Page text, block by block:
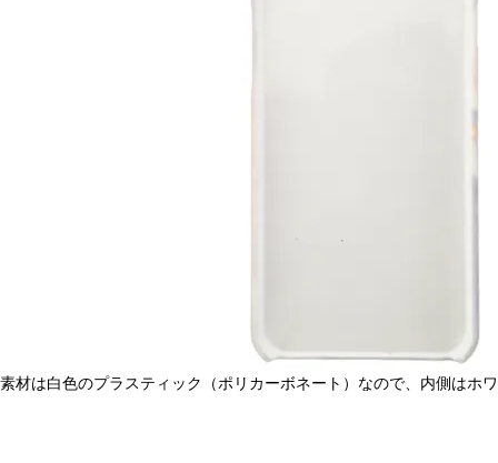
素材は白色のプラスティック（ポリカーボネート）なので、内側はホ